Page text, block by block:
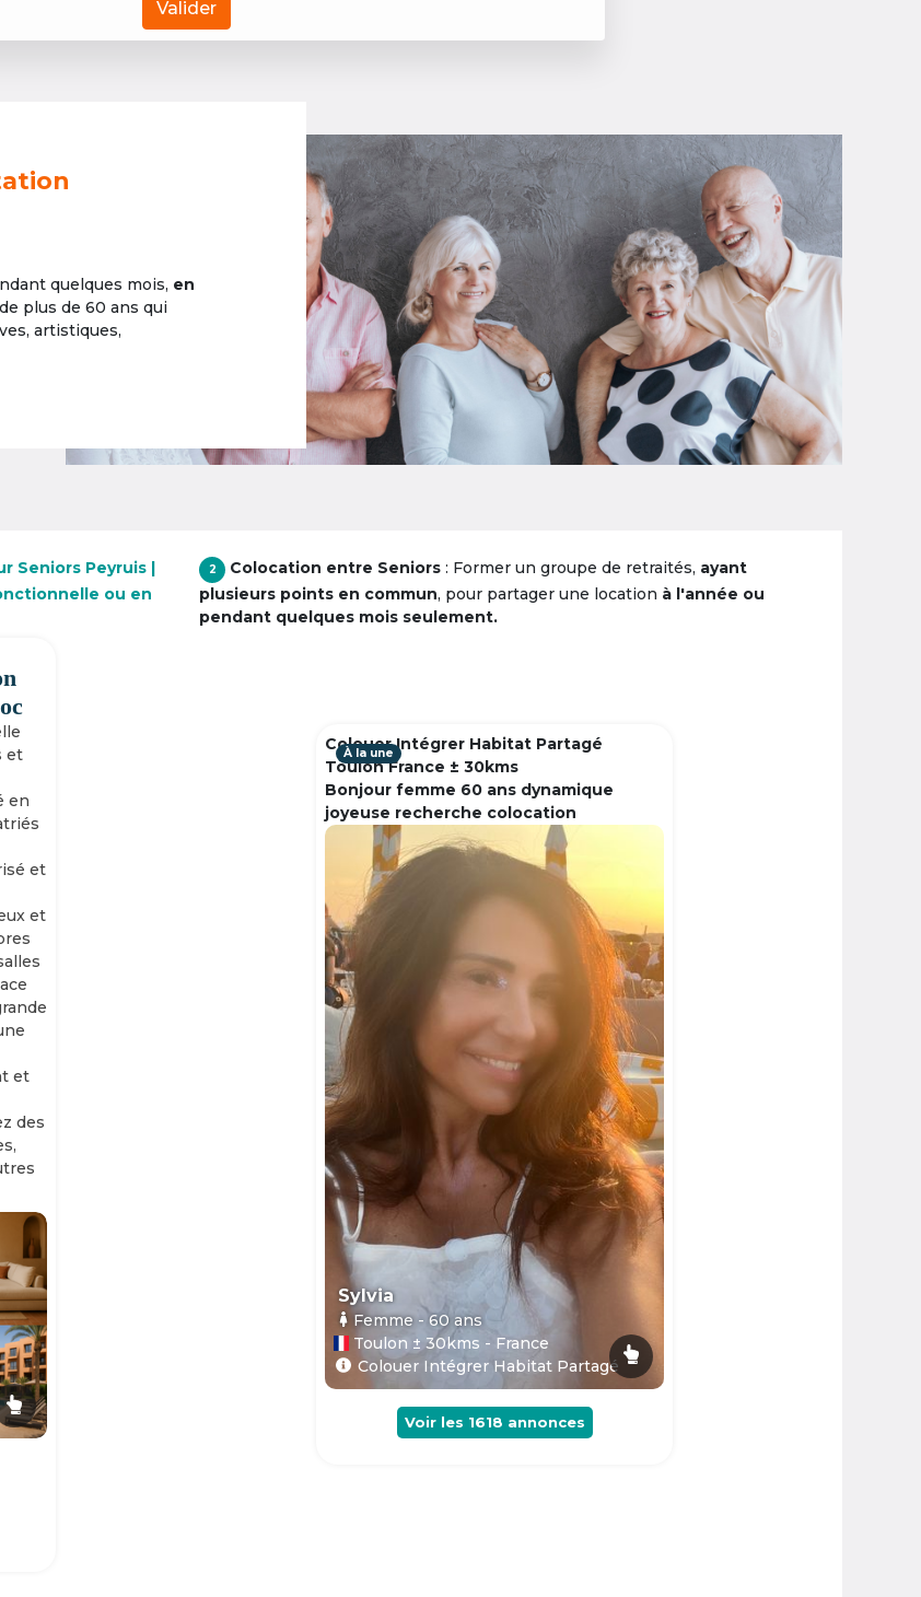
Valider
quelques mois, en
plus de 60 ans qui
artistiques,
Seniors Peyruis |
ou en
et
en
et
et
et
des
2 Colocation entre Seniors : Former un groupe de retraités, ayant
plusieurs points en commun, pour partager une location à l'année ou
pendant quelques mois seulement.
Colouer Intégrer Habitat Partagé
Toulon France ± 30kms
Bonjour femme 60 ans dynamique
joyeuse recherche colocation
À la une
Sylvia
Femme - 60ans
Toulon ± 30kms - France
Colouer Intégrer Habitat Partagé
Voir les 1618 annonces